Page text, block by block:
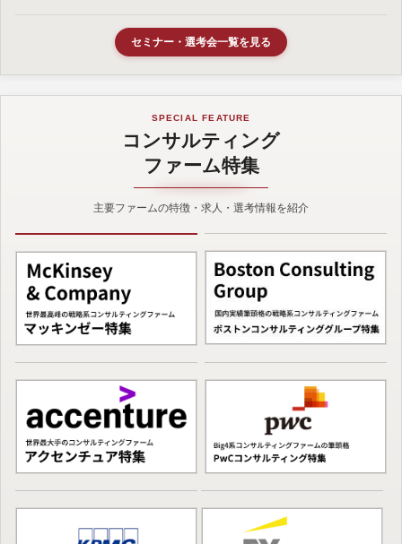
セミナー・選考会一覧を見る
SPECIAL FEATURE
コンサルティング
ファーム特集
主要ファームの特徴・求人・選考情報を紹介